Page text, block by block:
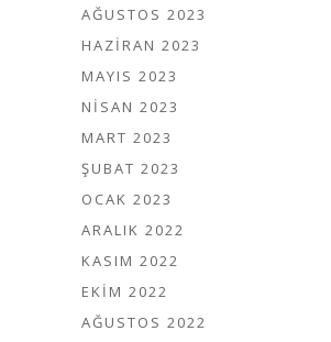
AĞUSTOS 2023
HAZIRAN 2023
MAYIS 2023
NISAN 2023
MART 2023
ŞUBAT 2023
OCAK 2023
ARALIK 2022
KASIM 2022
EKIM 2022
AĞUSTOS 2022